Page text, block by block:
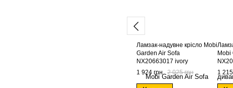
Ламзак-надувне крісло Mobi
Garden Air Sofa
NX20663017 ivory
1 924 грн
2 025 грн
Mobi
1